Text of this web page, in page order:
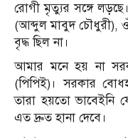
রোগী মৃত্যুর সঙ্গে
(আব্দুল মাবুদ চৌধুরী),
বৃদ্ধ ছিল না।
আমার মনে হয় না
(পিপিই)। সরকার
তারা হয়তো ভাবেইনি
এত দ্রুত হানা দেবে।